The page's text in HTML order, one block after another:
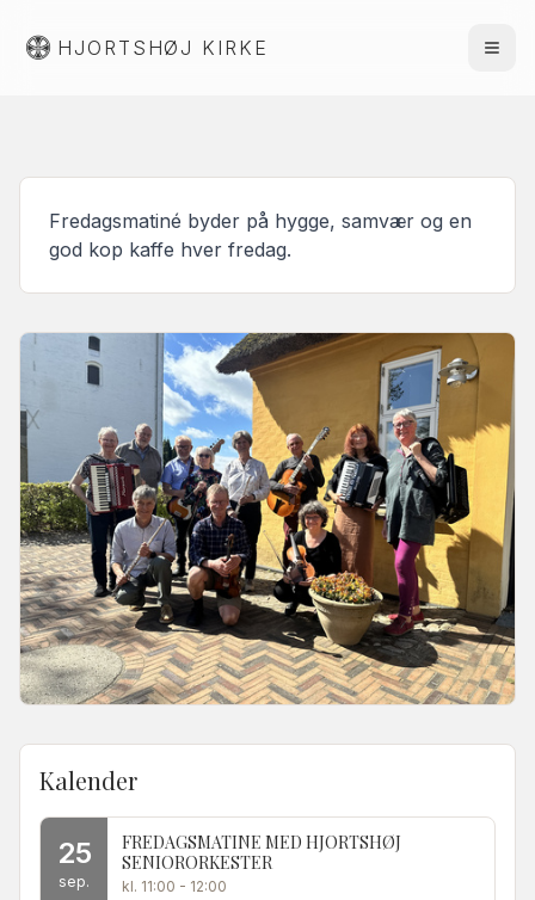
HJORTSHØJ KIRKE
Fredagsmatiné byder på hygge, samvær og en
god kop kaffe hver fredag.
Kalender
25
sep.
FREDAGSMATINE MED HJORTSHØJ
SENIORORKESTER
kl. 11:00 - 12:00